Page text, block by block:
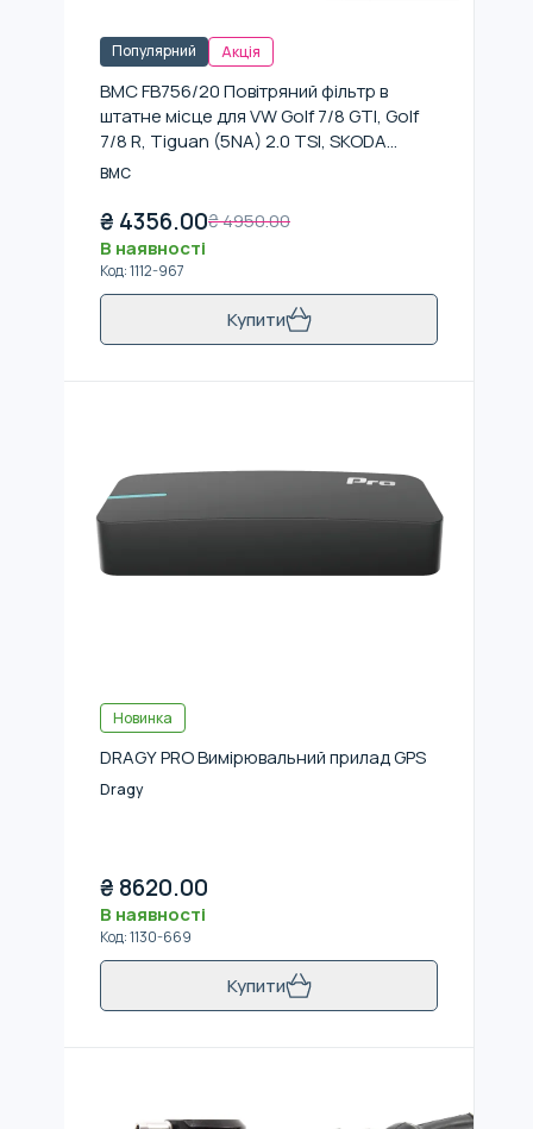
Популярний Акція
BMC FB756/20 Повітряний фільтр в
штатне місце для VW Golf 7/8 GTI, Golf
7/8 R, Tiguan (5NA) 2.0 TSI, SKODA
Octavia RS220
BMC
₴ 4356.00₴4950.00
В наявності
Код:1112-967
Купити
Новинка
DRAGY PRO Вимірювальний прилад GPS
Dragy
₴ 8620.00
В наявності
Код:1130-669
Купити